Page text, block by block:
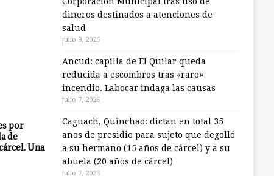
por
de
Una
dineros destinados a atenciones de
salud
julio 9, 2026
Ancud: capilla de El Quilar queda
reducida a escombros tras «raro»
incendio. Labocar indaga las causas
julio 7, 2026
Caguach, Quinchao: dictan en total 35
años de presidio para sujeto que degolló
a su hermano (15 años de cárcel) y a su
abuela (20 años de cárcel)
julio 7, 2026